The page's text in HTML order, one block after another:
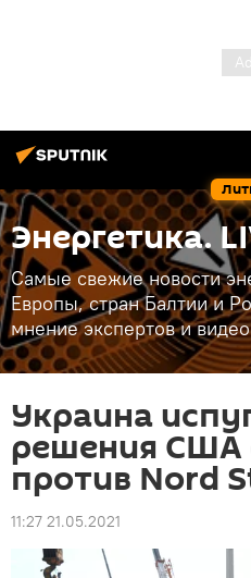
Энергетика.
Самые свежие новости
Европы, стран Балтии и
мнение экспертов и
Украина
решения США
против Nord
11:27 21.05.2021